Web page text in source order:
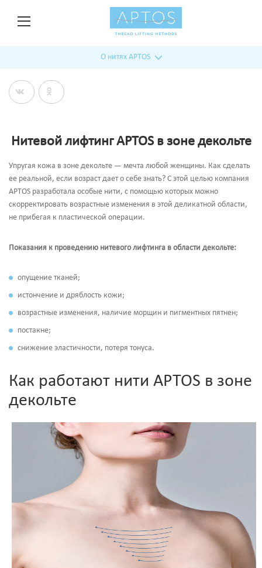
О нитях APTOS
Нитевой лифтинг APTOS в зоне декольте
Упругая кожа в зоне декольте — мечта любой женщины. Как сделать
ее реальной, если возраст дает о себе знать? С этой целью компания
APTOS разработала особые нити, с помощью которых можно
скорректировать возрастные изменения в этой деликатной области,
не прибегая к пластической операции.
Показания к проведению нитевого лифтинга в области декольте:
опущение тканей;
истончение и дряблость кожи;
возрастные изменения, наличие морщин и пигментных пятнен;
постакне;
снижение эластичности, потеря тонуса.
Как работают нити APTOS в зоне
декольте